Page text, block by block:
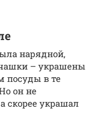
нарядной,
– украшены
посуды в те
он не
скорее украшал